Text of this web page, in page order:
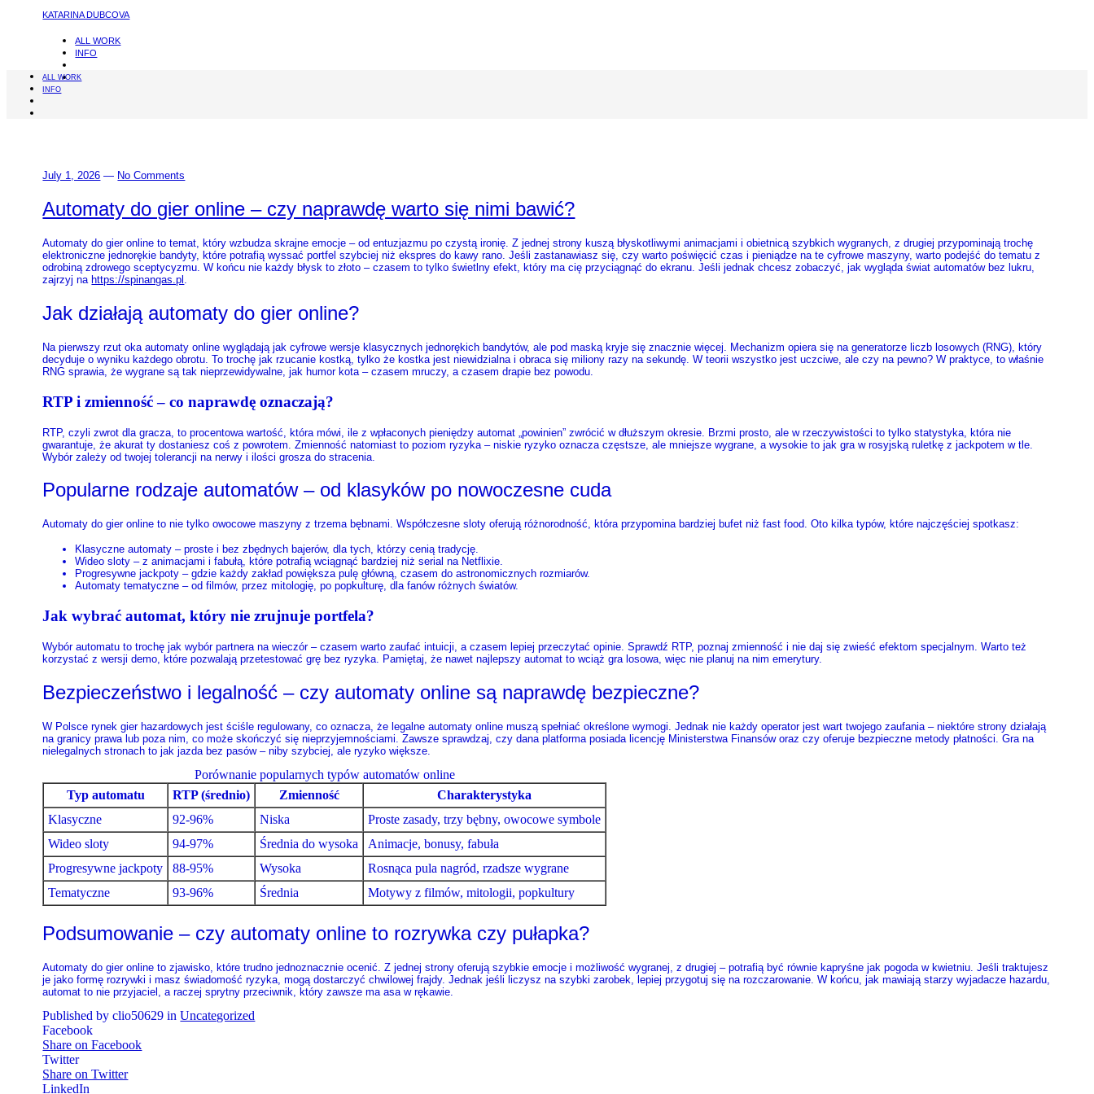
KATARINA DUBCOVA
ALL WORK
INFO
ALL WORK
INFO
July 1, 2026 — No Comments
Automaty do gier online – czy naprawdę warto się nimi bawić?
Automaty do gier online to temat, który wzbudza skrajne emocje – od entuzjazmu po czystą ironię. Z jednej strony kuszą błyskotliwymi animacjami i obietnicą szybkich wygranych, z drugiej przypominają trochę
elektroniczne jednorękie bandyty, które potrafią wyssać portfel szybciej niż ekspres do kawy rano. Jeśli zastanawiasz się, czy warto poświęcić czas i pieniądze na te cyfrowe maszyny, warto podejść do tematu z
odrobiną zdrowego sceptycyzmu. W końcu nie każdy błysk to złoto – czasem to tylko świetlny efekt, który ma cię przyciągnąć do ekranu. Jeśli jednak chcesz zobaczyć, jak wygląda świat automatów bez lukru,
zajrzyj na https://spinangas.pl .
Jak działają automaty do gier online?
Na pierwszy rzut oka automaty online wyglądają jak cyfrowe wersje klasycznych jednorękich bandytów, ale pod maską kryje się znacznie więcej. Mechanizm opiera się na generatorze liczb losowych (RNG), który
decyduje o wyniku każdego obrotu. To trochę jak rzucanie kostką, tylko że kostka jest niewidzialna i obraca się miliony razy na sekundę. W teorii wszystko jest uczciwe, ale czy na pewno? W praktyce, to właśnie
RNG sprawia, że wygrane są tak nieprzewidywalne, jak humor kota – czasem mruczy, a czasem drapie bez powodu.
RTP i zmienność – co naprawdę oznaczają?
RTP, czyli zwrot dla gracza, to procentowa wartość, która mówi, ile z wpłaconych pieniędzy automat „powinien” zwrócić w dłuższym okresie. Brzmi prosto, ale w rzeczywistości to tylko statystyka, która nie
gwarantuje, że akurat ty dostaniesz coś z powrotem. Zmienność natomiast to poziom ryzyka – niskie ryzyko oznacza częstsze, ale mniejsze wygrane, a wysokie to jak gra w rosyjską ruletkę z jackpotem w tle.
Wybór zależy od twojej tolerancji na nerwy i ilości grosza do stracenia.
Popularne rodzaje automatów – od klasyków po nowoczesne cuda
Automaty do gier online to nie tylko owocowe maszyny z trzema bębnami. Współczesne sloty oferują różnorodność, która przypomina bardziej bufet niż fast food. Oto kilka typów, które najczęściej spotkasz:
Klasyczne automaty – proste i bez zbędnych bajerów, dla tych, którzy cenią tradycję.
Wideo sloty – z animacjami i fabułą, które potrafią wciągnąć bardziej niż serial na Netflixie.
Progresywne jackpoty – gdzie każdy zakład powiększa pulę główną, czasem do astronomicznych rozmiarów.
Automaty tematyczne – od filmów, przez mitologię, po popkulturę, dla fanów różnych światów.
Jak wybrać automat, który nie zrujnuje portfela?
Wybór automatu to trochę jak wybór partnera na wieczór – czasem warto zaufać intuicji, a czasem lepiej przeczytać opinie. Sprawdź RTP, poznaj zmienność i nie daj się zwieść efektom specjalnym. Warto też
korzystać z wersji demo, które pozwalają przetestować grę bez ryzyka. Pamiętaj, że nawet najlepszy automat to wciąż gra losowa, więc nie planuj na nim emerytury.
Bezpieczeństwo i legalność – czy automaty online są naprawdę bezpieczne?
W Polsce rynek gier hazardowych jest ściśle regulowany, co oznacza, że legalne automaty online muszą spełniać określone wymogi. Jednak nie każdy operator jest wart twojego zaufania – niektóre strony działają
na granicy prawa lub poza nim, co może skończyć się nieprzyjemnościami. Zawsze sprawdzaj, czy dana platforma posiada licencję Ministerstwa Finansów oraz czy oferuje bezpieczne metody płatności. Gra na
nielegalnych stronach to jak jazda bez pasów – niby szybciej, ale ryzyko większe.
Porównanie popularnych typów automatów online
Typ automatu
RTP (średnio) Zmienność
Charakterystyka
Klasyczne
92-96% Niska
Proste zasady, trzy bębny, owocowe symbole
Wideo sloty
94-97% Średnia do wysoka
Animacje, bonusy, fabuła
Progresywne jackpoty
88-95% Wysoka
Rosnąca pula nagród, rzadsze wygrane
Tematyczne
93-96% Średnia Motywy z filmów, mitologii, popkultury
Podsumowanie – czy automaty online to rozrywka czy pułapka?
Automaty do gier online to zjawisko, które trudno jednoznacznie ocenić. Z jednej strony oferują szybkie emocje i możliwość wygranej, z drugiej – potrafią być równie kapryśne jak pogoda w kwietniu. Jeśli traktujesz
je jako formę rozrywki i masz świadomość ryzyka, mogą dostarczyć chwilowej frajdy. Jednak jeśli liczysz na szybki zarobek, lepiej przygotuj się na rozczarowanie. W końcu, jak mawiają starzy wyjadacze hazardu,
automat to nie przyjaciel, a raczej sprytny przeciwnik, który zawsze ma asa w rękawie.
Published by clio50629 in Uncategorized
Facebook
Share on Facebook
Twitter
Share on Twitter
LinkedIn